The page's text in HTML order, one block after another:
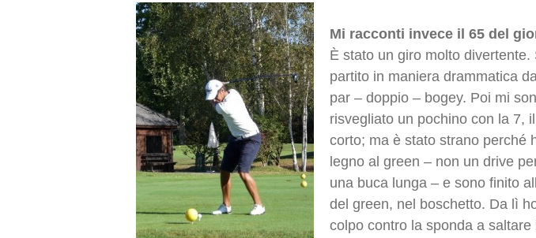
Mi racconti invece il 65 del
È stato un giro molto divertente.
partito in maniera drammatica
par – doppio – bogey. Poi mi
risvegliato un pochino con la 7,
corto; ma è stato strano perché
legno al green – non un drive
una buca lunga – e sono finito
del green, nel boschetto. Da lì
colpo contro la sponda a saltare